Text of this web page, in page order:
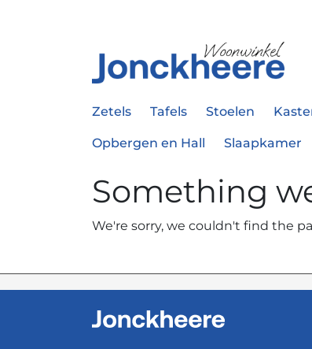
Zetels Tafels Stoelen
Opbergen en Hall Slaapkamer
Something
We're sorry, we couldn't find the